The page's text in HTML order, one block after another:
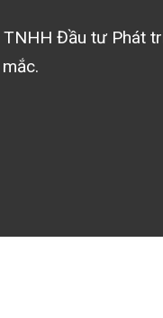
TNHH Đầu tư Phát